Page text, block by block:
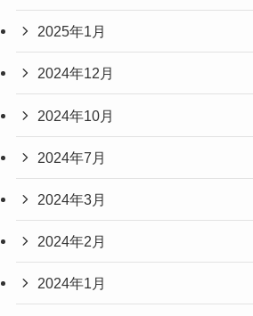
2025年1月
2024年12月
2024年10月
2024年7月
2024年3月
2024年2月
2024年1月